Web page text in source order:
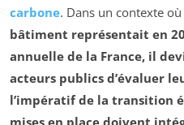
carbone. Dans un contexte où
bâtiment représentait en
annuelle de la France, il
acteurs publics d’évaluer
l’impératif de la transition